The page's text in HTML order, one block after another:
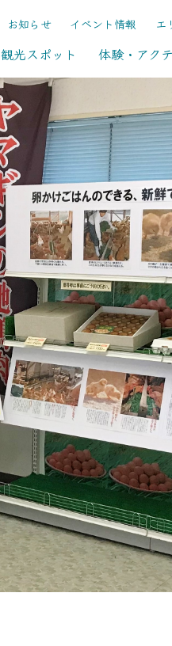
お知らせ イベント情報 エ
観光スポット 体験・アク